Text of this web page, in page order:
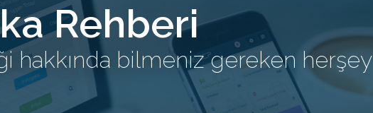
Rehberi
hakkında bilmeniz gereken herşey